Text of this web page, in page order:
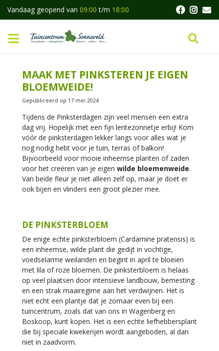
Vandaag geopend van 09:00 t/m 18:00
MAAK MET PINKSTEREN JE EIGEN
BLOEMWEIDE!
Gepubliceerd op 17 mei 2024
Tijdens de Pinksterdagen zijn veel mensen een extra
dag vrij. Hopelijk met een fijn lentezonnetje erbij! Kom
vóór de pinksterdagen lekker langs voor alles wat je
nog nodig hebt voor je tuin, terras of balkon!
Bijvoorbeeld voor mooie inheemse planten of zaden
voor het creëren van je eigen wilde bloemenweide.
Van beide fleur je niet alleen zelf op, maar je doet er
ook bijen en vlinders een groot plezier mee.
DE PINKSTERBLOEM
De enige echte pinksterbloem (Cardamine pratensis) is
een inheemse, wilde plant die gedijt in vochtige,
voedselarme weilanden en begint in april te bloeien
met lila of roze bloemen. De pinksterbloem is helaas
op veel plaatsen door intensieve landbouw, bemesting
en een strak maairegime aan het verdwijnen. Het is
niet echt een plantje dat je zomaar even bij een
tuincentrum, zoals dat van ons in Wagenberg en
Boskoop, kunt kopen. Het is een echte liefhebbersplant
die bij speciale kwekerijen wordt aangeboden, al dan
niet in zaadvorm.